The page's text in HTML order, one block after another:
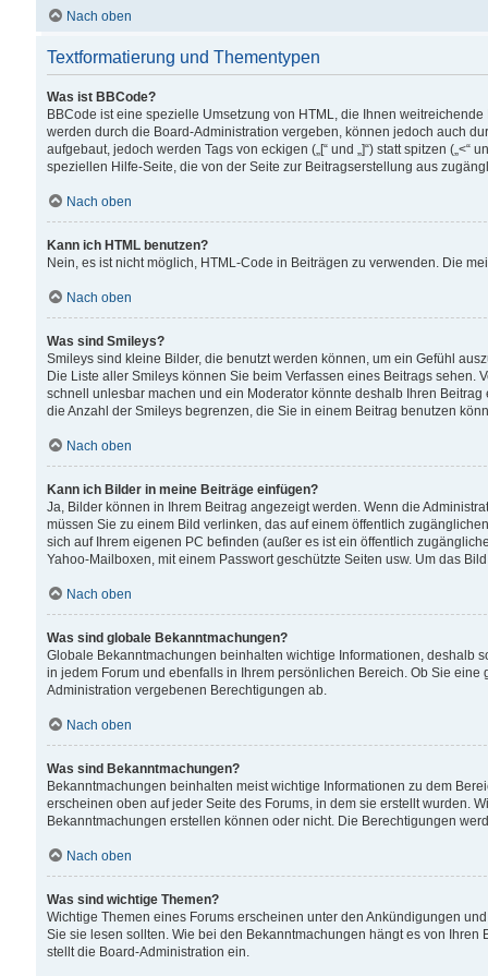
Nach oben
Textformatierung und Thementypen
Was ist BBCode?
BBCode ist eine spezielle Umsetzung von HTML, die Ihnen
werden durch die Board-Administration vergeben, können jedoch auch
aufgebaut, jedoch werden Tags von eckigen („[“ und „]“) statt spitzen
speziellen Hilfe-Seite, die von der Seite zur Beitragserstellung aus
Nach oben
Kann ich HTML benutzen?
Nein, es ist nicht möglich, HTML-Code in Beiträgen zu verwenden. Die
Nach oben
Was sind Smileys?
Smileys sind kleine Bilder, die benutzt werden können, um ein Gefühl
Die Liste aller Smileys können Sie beim Verfassen eines Beitrags
schnell unlesbar machen und ein Moderator könnte deshalb Ihren
die Anzahl der Smileys begrenzen, die Sie in einem Beitrag benutzen
Nach oben
Kann ich Bilder in meine Beiträge einfügen?
Ja, Bilder können in Ihrem Beitrag angezeigt werden. Wenn die
müssen Sie zu einem Bild verlinken, das auf einem öffentlich
sich auf Ihrem eigenen PC befinden (außer es ist ein öffentlich
Yahoo-Mailboxen, mit einem Passwort geschützte Seiten usw. Um das
Nach oben
Was sind globale Bekanntmachungen?
Globale Bekanntmachungen beinhalten wichtige Informationen, deshalb
in jedem Forum und ebenfalls in Ihrem persönlichen Bereich. Ob Sie
Administration vergebenen Berechtigungen ab.
Nach oben
Was sind Bekanntmachungen?
Bekanntmachungen beinhalten meist wichtige Informationen zu dem
erscheinen oben auf jeder Seite des Forums, in dem sie erstellt wurden.
Bekanntmachungen erstellen können oder nicht. Die Berechtigungen
Nach oben
Was sind wichtige Themen?
Wichtige Themen eines Forums erscheinen unter den Ankündigungen
Sie sie lesen sollten. Wie bei den Bekanntmachungen hängt es von
stellt die Board-Administration ein.